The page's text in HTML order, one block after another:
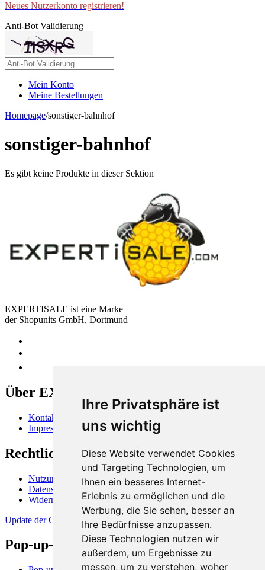
Ihre Privatsphäre ist
uns wichtig
Diese Website verwendet Cookies
und Targeting Technologien, um
Ihnen ein besseres Internet-
Erlebnis zu ermöglichen und die
Werbung, die Sie sehen, besser an
Ihre Bedürfnisse anzupassen.
Diese Technologien nutzen wir
außerdem, um Ergebnisse zu
messen, um zu verstehen, woher
Neues Nutzerkonto registrieren!
Anti-Bot Validierung
Mein Konto
Meine Bestellungen
Homepage/sonstiger-bahnhof
sonstiger-bahnhof
Es gibt keine Produkte in dieser Sektion
EXPERTISALE ist eine Marke
der Shopunits GmbH, Dortmund
Über EXPERTISALE
Kontakt
Impressum
Rechtliches
Nutzungsbedingungen
Datenschutzerklärung
Widerrufsbelehrung
Update der Cookie-Präferenzen
Pop-up-Stores und -Flächen